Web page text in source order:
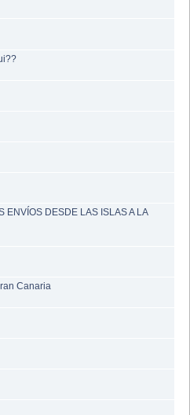
ENVÍOS DESDE LAS ISLAS A LA
Canaria